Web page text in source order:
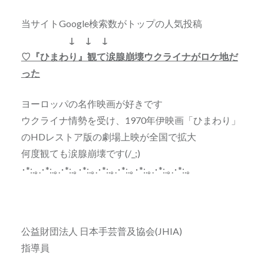
当サイトGoogle検索数がトップの人気投稿
↓ ↓ ↓
♡『ひまわり』観て涙腺崩壊ウクライナがロケ地だ
った
ヨーロッパの名作映画が好きです
ウクライナ情勢を受け、1970年伊映画「ひまわり」
のHDレストア版の劇場上映が全国で拡大
何度観ても涙腺崩壊です(/_;)
･*:.｡.･*:.｡.･*:.｡･*:.｡.･*:.｡.･*:.｡･*:.｡.･*:.｡.･*:.｡
公益財団法人 日本手芸普及協会(JHIA)
指導員